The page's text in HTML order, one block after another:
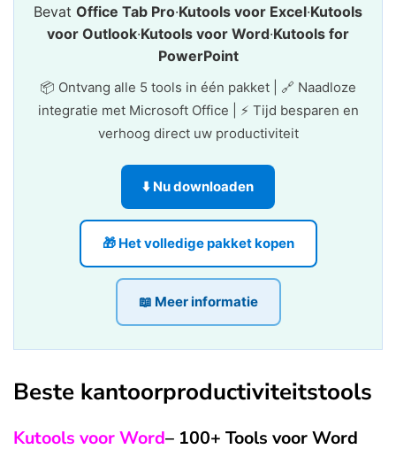
Bevat Office Tab Pro·Kutools voor Excel·Kutools
voor Outlook·Kutools voor Word·Kutools for
PowerPoint
📦 Ontvang alle 5 tools in één pakket | 🔗 Naadloze
integratie met Microsoft Office | ⚡ Tijd besparen en
verhoog direct uw productiviteit
⬇️ Nu downloaden
🎁 Het volledige pakket kopen
📖 Meer informatie
Beste kantoorproductiviteitstools
Kutools voor Word– 100+ Tools voor Word